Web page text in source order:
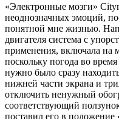
«Электронные мозги»
неоднозначных эмоций,
понятной мне жизнью.
двигателя система с
применения, включала на
поскольку погода во время
нужно было сразу
нижней части экрана и
отключить ненужный
соответствующий
поставил его в